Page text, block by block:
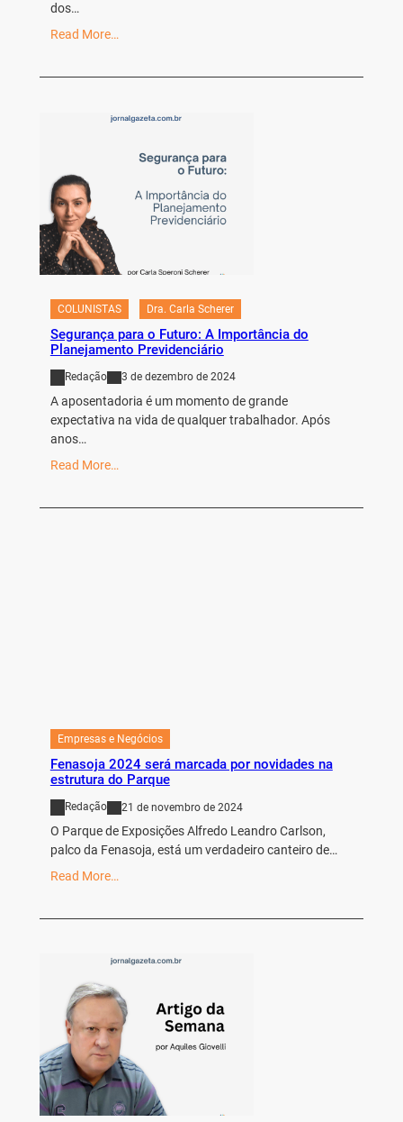
dos…
Read More…
COLUNISTAS Dra. Carla Scherer
Segurança para o Futuro: A Importância do
Planejamento Previdenciário
Redação 3 de dezembro de 2024
A aposentadoria é um momento de grande
expectativa na vida de qualquer trabalhador. Após
anos…
Read More…
Empresas e Negócios
Fenasoja 2024 será marcada por novidades na
estrutura do Parque
Redação 21 de novembro de 2024
O Parque de Exposições Alfredo Leandro Carlson,
palco da Fenasoja, está um verdadeiro canteiro de…
Read More…